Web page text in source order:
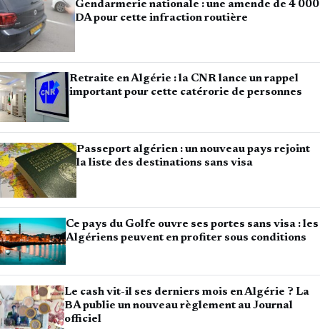
Gendarmerie nationale : une amende de 4 000
DA pour cette infraction routière
Retraite en Algérie : la CNR lance un rappel
important pour cette catérorie de personnes
Passeport algérien : un nouveau pays rejoint
la liste des destinations sans visa
Ce pays du Golfe ouvre ses portes sans visa : les
Algériens peuvent en profiter sous conditions
Le cash vit-il ses derniers mois en Algérie ? La
BA publie un nouveau règlement au Journal
officiel